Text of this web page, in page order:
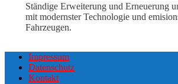
Ständige Erweiterung und Erneuerung
mit modernster Technologie und
Fahrzeugen.
Impressum
Datenschutz
Kontakt